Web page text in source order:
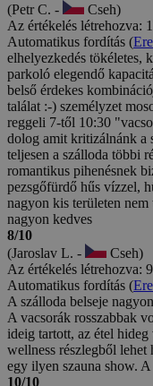
(Petr C. -
Cseh)
Az értékelés létrehozva:
Automatikus fordítás (
elhelyezkedés tökéletes,
parkoló elegendő
belső érdekes
találat :-) személyzet
reggeli 7-től 10:30
dolog amit kritizálnánk a
teljesen a szálloda többi
romantikus pihenésnek
pezsgőfürdő hűs vízzel,
nagyon kis területen
nagyon kedves
8/10
(Jaroslav L. -
Cseh)
Az értékelés létrehozva:
Automatikus fordítás (
A szálloda belseje
A vacsorák rosszabbak
ideig tartott, az étel
wellness részlegből lehet
egy ilyen szauna show.
10/10